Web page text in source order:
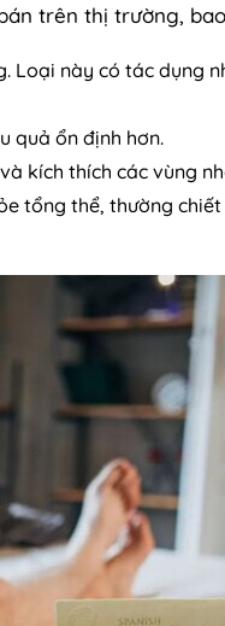
trên thị trường,
Loại này có tác dụng
quả ổn định hơn.
kích thích các vùng
tổng thể, thường